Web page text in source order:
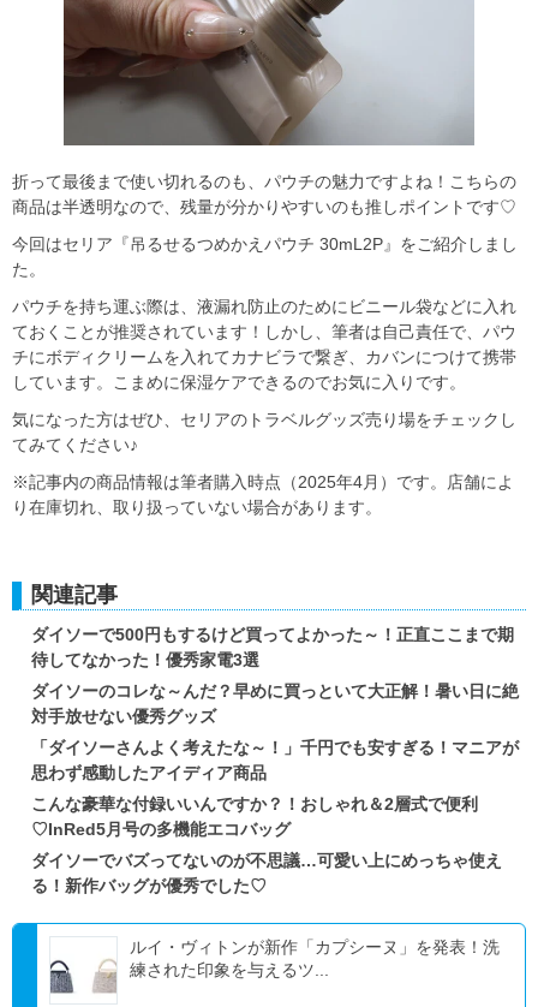
折って最後まで使い切れるのも、パウチの魅力ですよね！こちらの
商品は半透明なので、残量が分かりやすいのも推しポイントです♡
今回はセリア『吊るせるつめかえパウチ 30mL2P』をご紹介しまし
た。
パウチを持ち運ぶ際は、液漏れ防止のためにビニール袋などに入れ
ておくことが推奨されています！しかし、筆者は自己責任で、パウ
チにボディクリームを入れてカナビラで繋ぎ、カバンにつけて携帯
しています。こまめに保湿ケアできるのでお気に入りです。
気になった方はぜひ、セリアのトラベルグッズ売り場をチェックし
てみてください♪
※記事内の商品情報は筆者購入時点（2025年4月）です。店舗によ
り在庫切れ、取り扱っていない場合があります。
関連記事
ダイソーで500円もするけど買ってよかった～！正直ここまで期
待してなかった！優秀家電3選
ダイソーのコレな～んだ？早めに買っといて大正解！暑い日に絶
対手放せない優秀グッズ
「ダイソーさんよく考えたな～！」千円でも安すぎる！マニアが
思わず感動したアイディア商品
こんな豪華な付録いいんですか？！おしゃれ＆2層式で便利
♡InRed5月号の多機能エコバッグ
ダイソーでバズってないのが不思議…可愛い上にめっちゃ使え
る！新作バッグが優秀でした♡
ルイ・ヴィトンが新作「カプシーヌ」を発表！洗
練された印象を与えるツ...